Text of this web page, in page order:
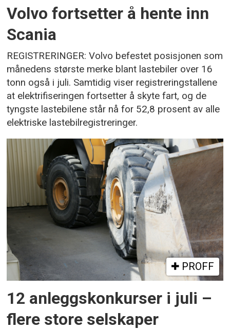
Volvo fortsetter å hente inn
Scania
REGISTRERINGER: Volvo befestet posisjonen som
månedens største merke blant lastebiler over 16
tonn også i juli. Samtidig viser registreringstallene
at elektrifiseringen fortsetter å skyte fart, og de
tyngste lastebilene står nå for 52,8 prosent av alle
elektriske lastebilregistreringer.
PROFF
12 anleggskonkurser i juli –
flere store selskaper